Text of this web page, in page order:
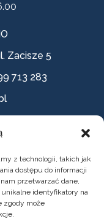
z technologii, takich jak
dostępu do informacji
przetwarzać dane,
identyfikatory na
zgody może
Zacisze 5
713 283